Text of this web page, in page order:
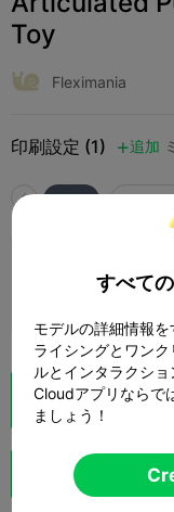
Toy
Fleximania
印刷設定 (1) 追加
クラウドスライス
ブースト
すべて
モデルの詳細情報
ライシングとワン
ルとインタラクシ
Cloudアプリならで
ましょう！